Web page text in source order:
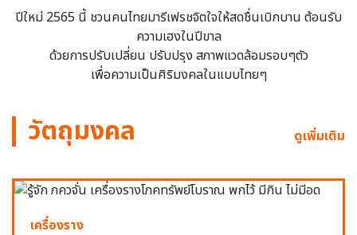
ปีใหม่ 2565 นี้ ชวนคนไทยมารีเฟรชจิตใจให้สดชื่นเบิกบาน ต้อนรับ
ความเฮงในปีขาล
ด้วยการปรับเปลี่ยน ปรับปรุง สภาพแวดล้อมรอบๆตัว
เพื่อความเป็นศิริมงคลในแบบไทยๆ
วัตถุมงคล ดูเพิ่มเติม
เครื่องราง